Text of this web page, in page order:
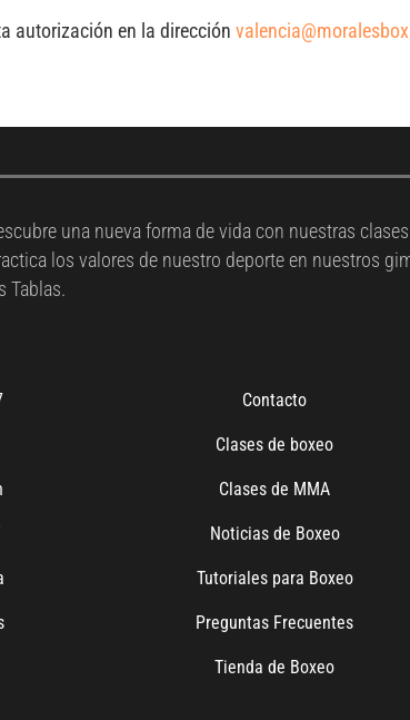
autorización en la dirección
una nueva forma de vida con nuestras
los valores de nuestro deporte en nuestros
Tablas.
Contacto
Clases de boxeo
Clases de MMA
Noticias de Boxeo
Tutoriales para Boxeo
Preguntas Frecuentes
Tienda de Boxeo